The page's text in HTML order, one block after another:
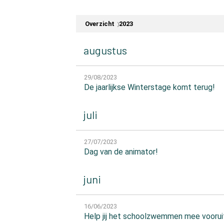
Overzicht 2023
augustus
29/08/2023
De jaarlijkse Winterstage komt terug!
juli
27/07/2023
Dag van de animator!
juni
16/06/2023
Help jij het schoolzwemmen mee